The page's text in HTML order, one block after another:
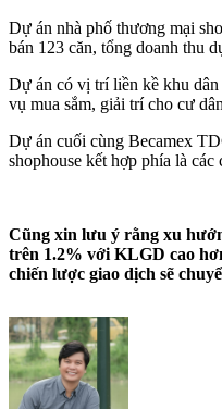
Dự án nhà phố thương mại
bán 123 căn, tổng doanh thu
Dự án có vị trí liền kề khu
vụ mua sắm, giải trí cho cư
Dự án cuối cùng Becamex
shophouse kết hợp phía là
Cũng xin lưu ý rằng xu
trên 1.2% với KLGD cao
chiến lược giao dịch sẽ